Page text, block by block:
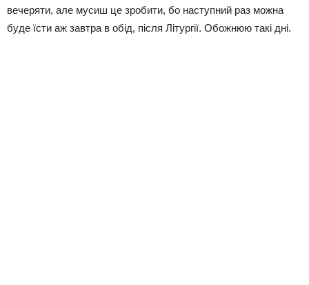
вечеряти, але мусиш це зробити, бо наступний раз можна
буде їсти аж завтра в обід, після Літургії. Обожнюю такі дні.